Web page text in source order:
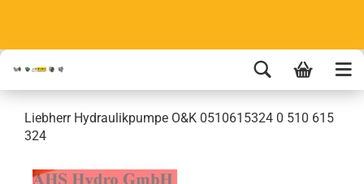
Liebherr Hydraulikpumpe O&K 0510615324 0 510 615
324